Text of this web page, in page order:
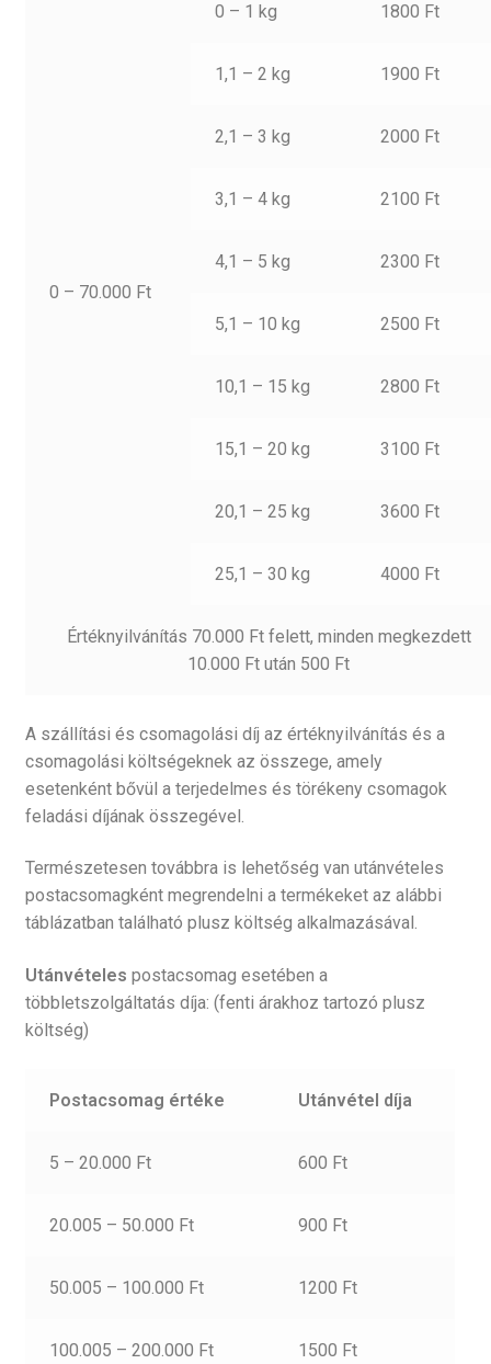
0 – 70.000 Ft
0 – 1 kg 1800 Ft
1,1 – 2 kg 1900 Ft
2,1 – 3 kg 2000 Ft
3,1 – 4 kg 2100 Ft
4,1 – 5 kg 2300 Ft
5,1 – 10 kg 2500 Ft
10,1 – 15 kg 2800 Ft
15,1 – 20 kg 3100 Ft
20,1 – 25 kg 3600 Ft
25,1 – 30 kg 4000 Ft
Értéknyilvánítás 70.000 Ft felett, minden megkezdett
10.000 Ft után 500 Ft
A szállítási és csomagolási díj az értéknyilvánítás és a
csomagolási költségeknek az összege, amely
esetenként bővül a terjedelmes és törékeny csomagok
feladási díjának összegével.
Természetesen továbbra is lehetőség van utánvételes
postacsomagként megrendelni a termékeket az alábbi
táblázatban található plusz költség alkalmazásával.
Utánvételes postacsomag esetében a
többletszolgáltatás díja: (fenti árakhoz tartozó plusz
költség)
Postacsomag értéke Utánvétel díja
5 – 20.000 Ft 600 Ft
20.005 – 50.000 Ft 900 Ft
50.005 – 100.000 Ft 1200 Ft
100.005 – 200.000 Ft 1500 Ft